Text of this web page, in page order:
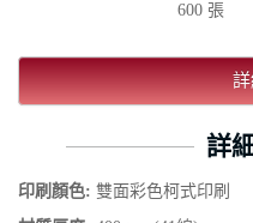
600 張
詳
印刷顏色: 雙面彩色柯式印刷